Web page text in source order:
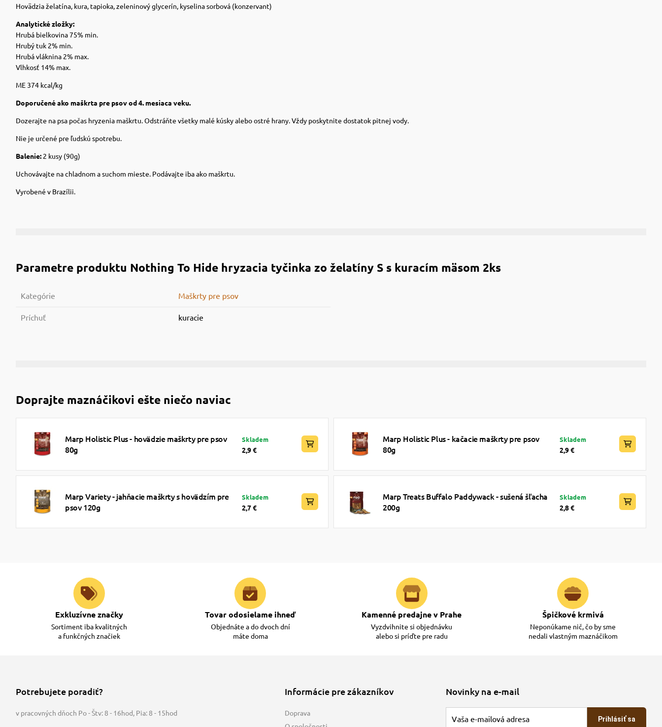
Hovädzia želatína, kura, tapioka, zeleninový glycerín, kyselina sorbová (konzervant)
Analytické zložky:
Hrubá bielkovina 75% min.
Hrubý tuk 2% min.
Hrubá vláknina 2% max.
Vlhkosť 14% max.
ME 374 kcal/kg
Doporučené ako maškrta pre psov od 4. mesiaca veku.
Dozerajte na psa počas hryzenia maškrtu. Odstráňte všetky malé kúsky alebo ostré hrany. Vždy poskytnite dostatok pitnej vody.
Nie je určené pre ľudskú spotrebu.
Balenie: 2 kusy (90g)
Uchovávajte na chladnom a suchom mieste. Podávajte iba ako maškrtu.
Vyrobené v Brazílii.
Parametre produktu Nothing To Hide hryzacia tyčinka zo želatíny S s kuracím mäsom 2ks
Kategórie Maškrty pre psov
Príchuť kuracie
Doprajte maznáčikovi ešte niečo naviac
Marp Holistic Plus - hovädzie maškrty pre psov
80g
Skladem
2,9 €
Marp Holistic Plus - kačacie maškrty pre psov
80g
Skladem
2,9 €
Marp Variety - jahňacie maškrty s hovädzím pre
psov 120g
Skladem
2,7 €
Marp Treats Buffalo Paddywack - sušená šľacha
200g
Skladem
2,8 €
Exkluzívne značky
Sortiment iba kvalitných
a funkčných značiek
Tovar odosielame ihneď
Objednáte a do dvoch dní
máte doma
Kamenné predajne v Prahe
Vyzdvihnite si objednávku
alebo si príďte pre radu
Špičkové krmivá
Neponúkame nič, čo by sme
nedali vlastným maznáčikom
Potrebujete poradiť?
v pracovných dňoch Po - Štv: 8 - 16hod, Pia: 8 - 15hod
Informácie pre zákazníkov
Doprava
Novinky na e-mail
Prihlásiť sa